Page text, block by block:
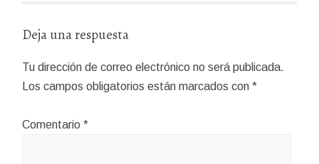
Deja una respuesta
Tu dirección de correo electrónico no será publicada.
Los campos obligatorios están marcados con*
Comentario*